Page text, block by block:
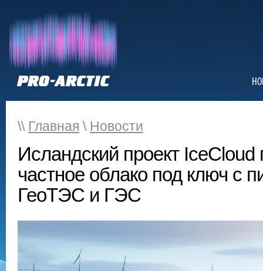
\\ Главная \ Новости
Исландский проект IceCloud
частное облако под ключ с
ГеоТЭС и ГЭС